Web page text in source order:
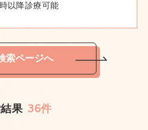
以降診療可能
索ページへ
果 36件